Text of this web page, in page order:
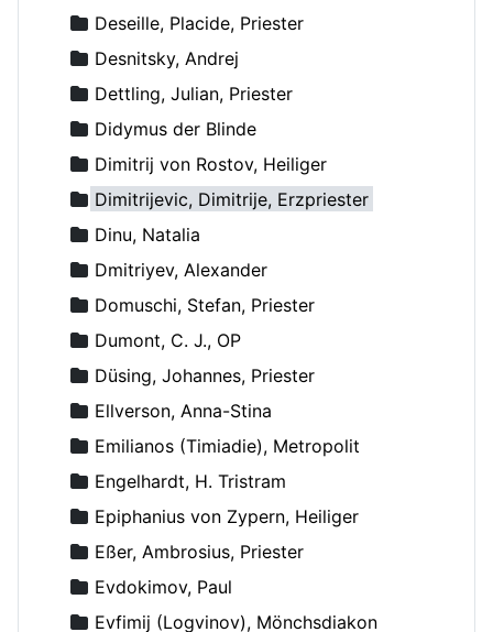
Deseille, Placide, Priester
Desnitsky, Andrej
Dettling, Julian, Priester
Didymus der Blinde
Dimitrij von Rostov, Heiliger
Dimitrijevic, Dimitrije, Erzpriester
Dinu, Natalia
Dmitriyev, Alexander
Domuschi, Stefan, Priester
Dumont, C. J., OP
Düsing, Johannes, Priester
Ellverson, Anna-Stina
Emilianos (Timiadie), Metropolit
Engelhardt, H. Tristram
Epiphanius von Zypern, Heiliger
Eßer, Ambrosius, Priester
Evdokimov, Paul
Evfimij (Logvinov), Mönchsdiakon